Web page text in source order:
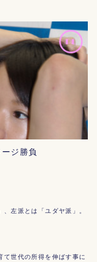
ジ勝負
左派とは「ユダヤ派」。
て世代の所得を伸ばす事に